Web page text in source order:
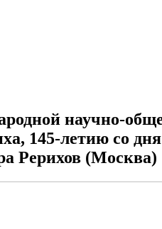
научно-
145-летию со
Рерихов (Москва)